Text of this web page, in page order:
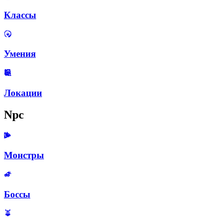
Классы
Умения
Локации
Npc
Монстры
Боссы